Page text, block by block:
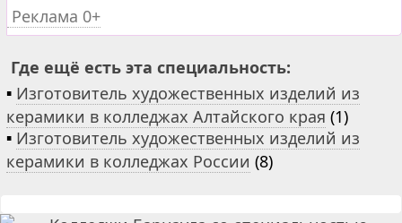
Реклама 0+
Где ещё есть эта специальность:
▪ Изготовитель художественных изделий из
керамики в колледжах Алтайского края (1)
▪ Изготовитель художественных изделий из
керамики в колледжах России (8)